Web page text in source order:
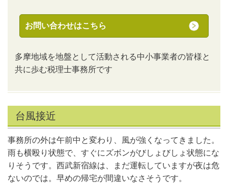
お問い合わせはこちら
多摩地域を地盤として活動される中小事業者の皆様と
共に歩む税理士事務所です
台風接近
事務所の外は午前中と変わり、風が強くなってきました。
雨も横殴り状態で、すぐにズボンがびしょびしょ状態にな
りそうです。西武新宿線は、まだ運転していますが夜は危
ないのでは。早めの帰宅が間違いなさそうです。